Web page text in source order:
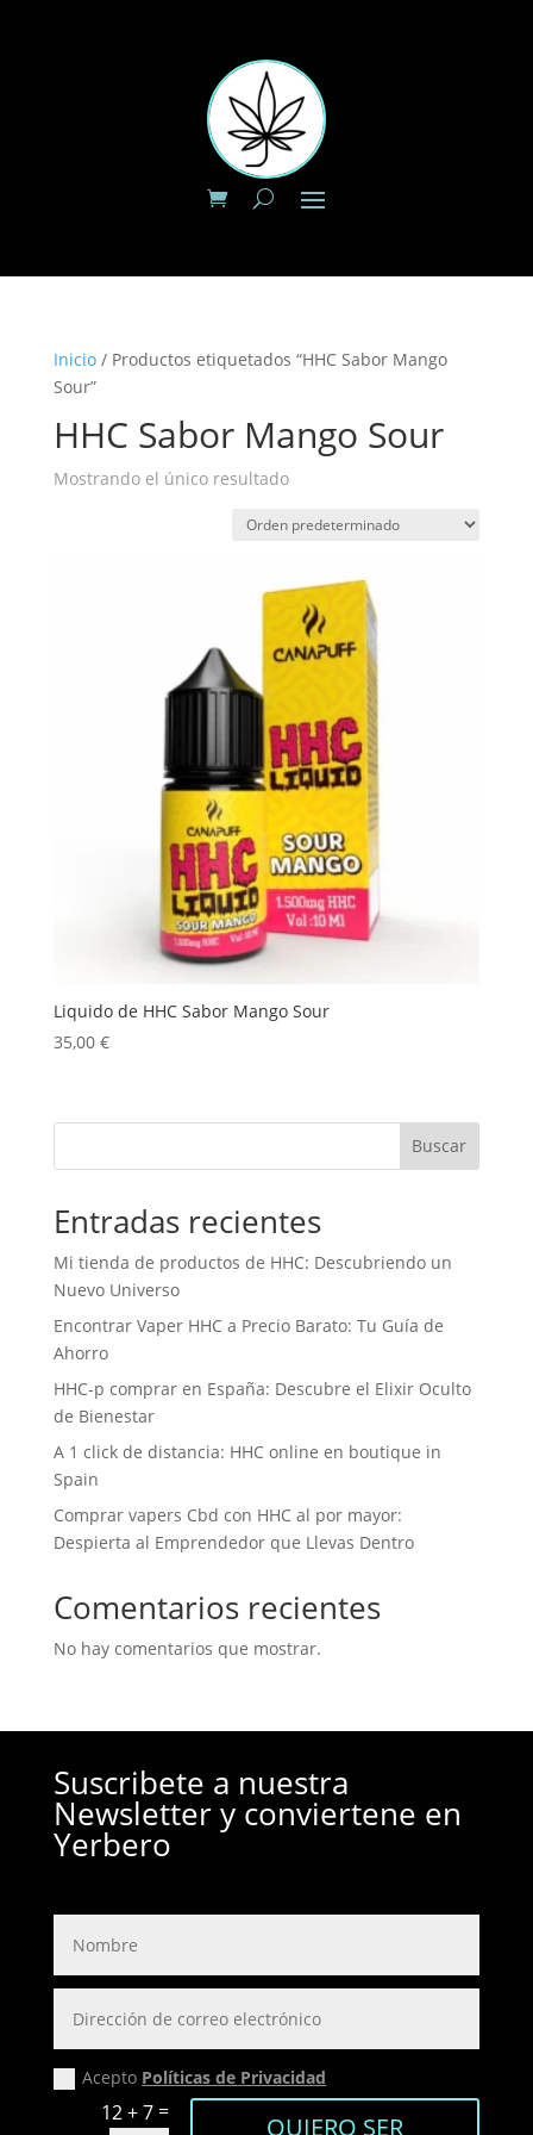
Inicio/ Productos etiquetados “HHC Sabor Mango
Sour”
HHC Sabor Mango Sour
Mostrando el único resultado
Liquido de HHC Sabor Mango Sour
35,00 €
Buscar
Entradas recientes
Mi tienda de productos de HHC: Descubriendo un
Nuevo Universo
Encontrar Vaper HHC a Precio Barato: Tu Guía de
Ahorro
HHC-p comprar en España: Descubre el Elixir Oculto
de Bienestar
A 1 click de distancia: HHC online en boutique in
Spain
Comprar vapers Cbd con HHC al por mayor:
Despierta al Emprendedor que Llevas Dentro
Comentarios recientes
No hay comentarios que mostrar.
Suscribete a nuestra
Newsletter y conviertene en
Yerbero
Acepto Políticas de Privacidad
12 + 7= QUIERO SER